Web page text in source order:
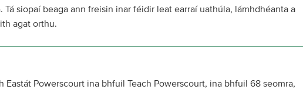
Tá siopaí beaga ann freisin inar féidir leat earraí uathúla, lámhdhéanta a
agat orthu.
Eastát Powerscourt ina bhfuil Teach Powerscourt, ina bhfuil 68 seomra,